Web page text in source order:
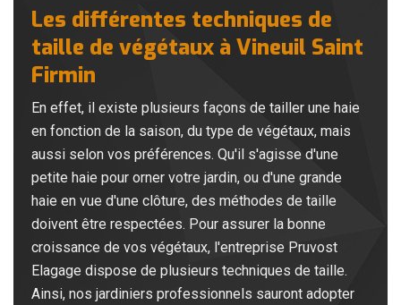
Les différentes techniques de
taille de végétaux à Vineuil Saint
Firmin
En effet, il existe plusieurs façons de tailler une haie
en fonction de la saison, du type de végétaux, mais
aussi selon vos préférences. Qu'il s'agisse d'une
petite haie pour orner votre jardin, ou d'une grande
haie en vue d'une clôture, des méthodes de taille
doivent être respectées. Pour assurer la bonne
croissance de vos végétaux, l'entreprise Pruvost
Elagage dispose de plusieurs techniques de taille.
Ainsi, nos jardiniers professionnels sauront adopter